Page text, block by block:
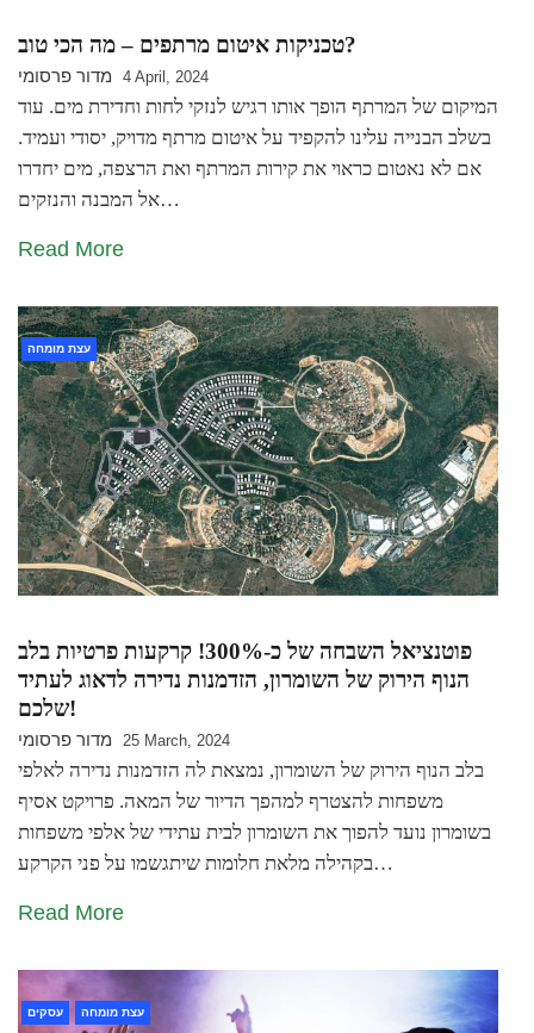
טכניקות איטום מרתפים – מה הכי טוב?
מדור פרסומי 4 April, 2024
המיקום של המרתף הופך אותו רגיש לנזקי לחות וחדירת מים. עוד
בשלב הבנייה עלינו להקפיד על איטום מרתף מדויק, יסודי ועמיד.
אם לא נאטום כראוי את קירות המרתף ואת הרצפה, מים יחדרו
אל המבנה והנזקים…
Read More
עצת מומחה
פוטנציאל השבחה של כ-300%! קרקעות פרטיות בלב
הנוף הירוק של השומרון, הזדמנות נדירה לדאוג לעתיד
שלכם!
מדור פרסומי 25 March, 2024
בלב הנוף הירוק של השומרון, נמצאת לה הזדמנות נדירה לאלפי
משפחות להצטרף למהפך הדיור של המאה. פרויקט אסיף
בשומרון נועד להפוך את השומרון לבית עתידי של אלפי משפחות
בקהילה מלאת חלומות שיתגשמו על פני הקרקע…
Read More
עסקים עצת מומחה